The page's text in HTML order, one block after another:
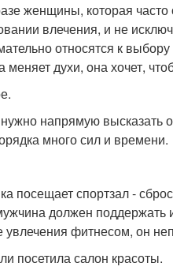
женщины, которая
влечения, и не
относятся к
духи, она хочет,
нужно напрямую
много сил и времени.
посещает спортзал -
должен
фитнесом, он
посетила салон красоты.